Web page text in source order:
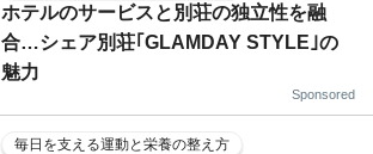
ホテルのサービスと別荘の独立性を融
合…シェア別荘｢GLAMDAY STYLE｣の
魅力
Sponsored
毎日を支える運動と栄養の整え方